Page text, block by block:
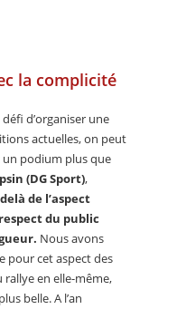
la complicité
d’organiser une
actuelles, on peut
un podium plus que
(DG Sport),
de l’aspect
du public
Nous avons
pour cet aspect des
rallye en elle-même,
belle. A l’an